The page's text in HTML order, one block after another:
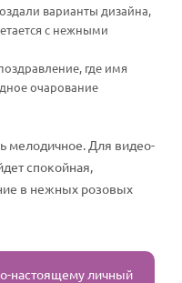
варианты дизайна,
с нежными
где имя
очарование
мелодичное. Для видео-
спокойная,
в нежных розовых
настоящему личный